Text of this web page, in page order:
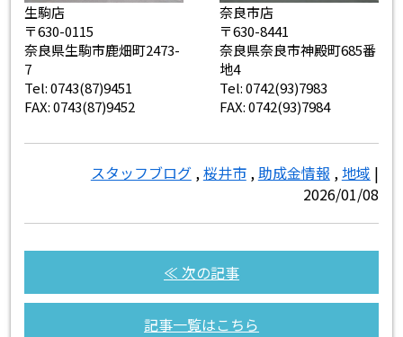
生駒店
〒630-0115
奈良県生駒市鹿畑町2473-
7
Tel: 0743(87)9451
FAX: 0743(87)9452
奈良市店
〒630-8441
奈良県奈良市神殿町685番
地4
Tel: 0742(93)7983
FAX: 0742(93)7984
スタッフブログ,桜井市,助成金情報 ,地域 |
2026/01/08
≪ 次の記事
記事一覧はこちら